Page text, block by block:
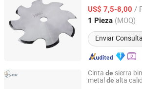
US$ 7,5-8,00 /
1 Pieza (MOQ)
Enviar Consulta
Anhui, China Desde 2018
Cinta de sierra
metalde alta
ZHEJIANG HUIDA PRECISION